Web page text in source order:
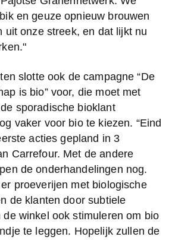
en geuze opnieuw brouwen
uit onze streek, en dat lijkt nu
slotte ook de campagne “De
is bio” voor, die moet met
sporadische bioklant
vaker voor bio te kiezen. “Eind
acties gepland in 3
Carrefour. Met de andere
de onderhandelingen nog.
proeverijen met biologische
de klanten door subtiele
winkel ook stimuleren om bio
te leggen. Hopelijk zullen de